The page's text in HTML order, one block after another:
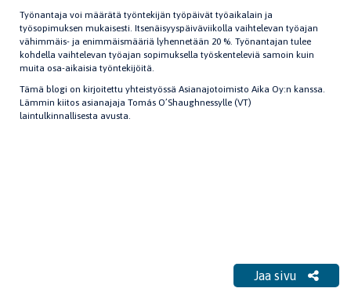
Työnantaja voi määrätä työntekijän työpäivät työaikalain ja
työsopimuksen mukaisesti. Itsenäisyyspäiväviikolla vaihtelevan työajan
vähimmäis- ja enimmäismääriä lyhennetään 20 %. Työnantajan tulee
kohdella vaihtelevan työajan sopimuksella työskenteleviä samoin kuin
muita osa-aikaisia työntekijöitä.
Tämä blogi on kirjoitettu yhteistyössä Asianajotoimisto Aika Oy:n kanssa.
Lämmin kiitos asianajaja Tomás O’Shaughnessylle (VT)
laintulkinnallisesta avusta.
Jaa sivu